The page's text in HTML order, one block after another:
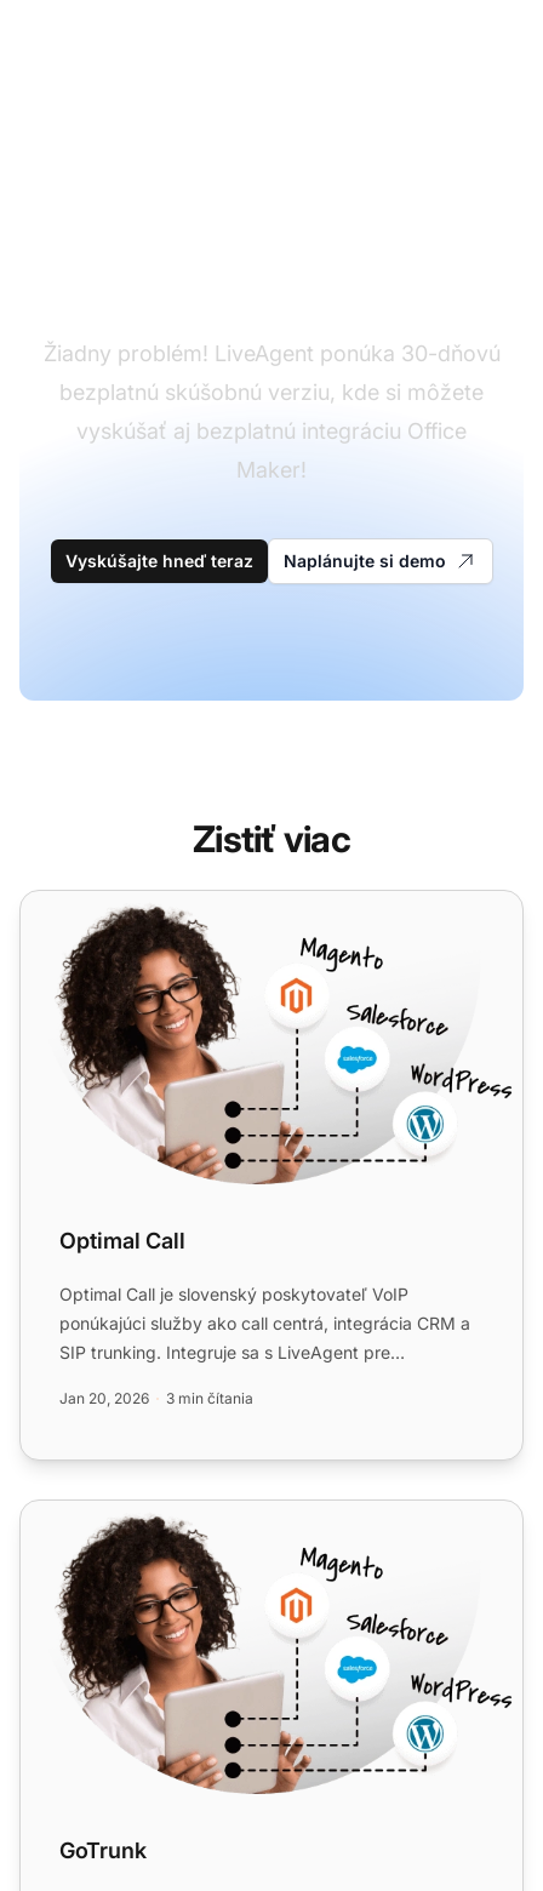
Žiadny problém! LiveAgent ponúka 30-dňovú
bezplatnú skúšobnú verziu, kde si môžete
vyskúšať aj bezplatnú integráciu Office
Maker!
Vyskúšajte hneď teraz Naplánujte si demo
Zistiť viac
Optimal Call
Optimal Call
Optimal Call je slovenský poskytovateľ VoIP
ponúkajúci služby ako call centrá, integrácia CRM a
SIP trunking. Integruje sa s LiveAgent pre
Jan 20, 2026 3 min čítania
GoTrunk
GoTrunk